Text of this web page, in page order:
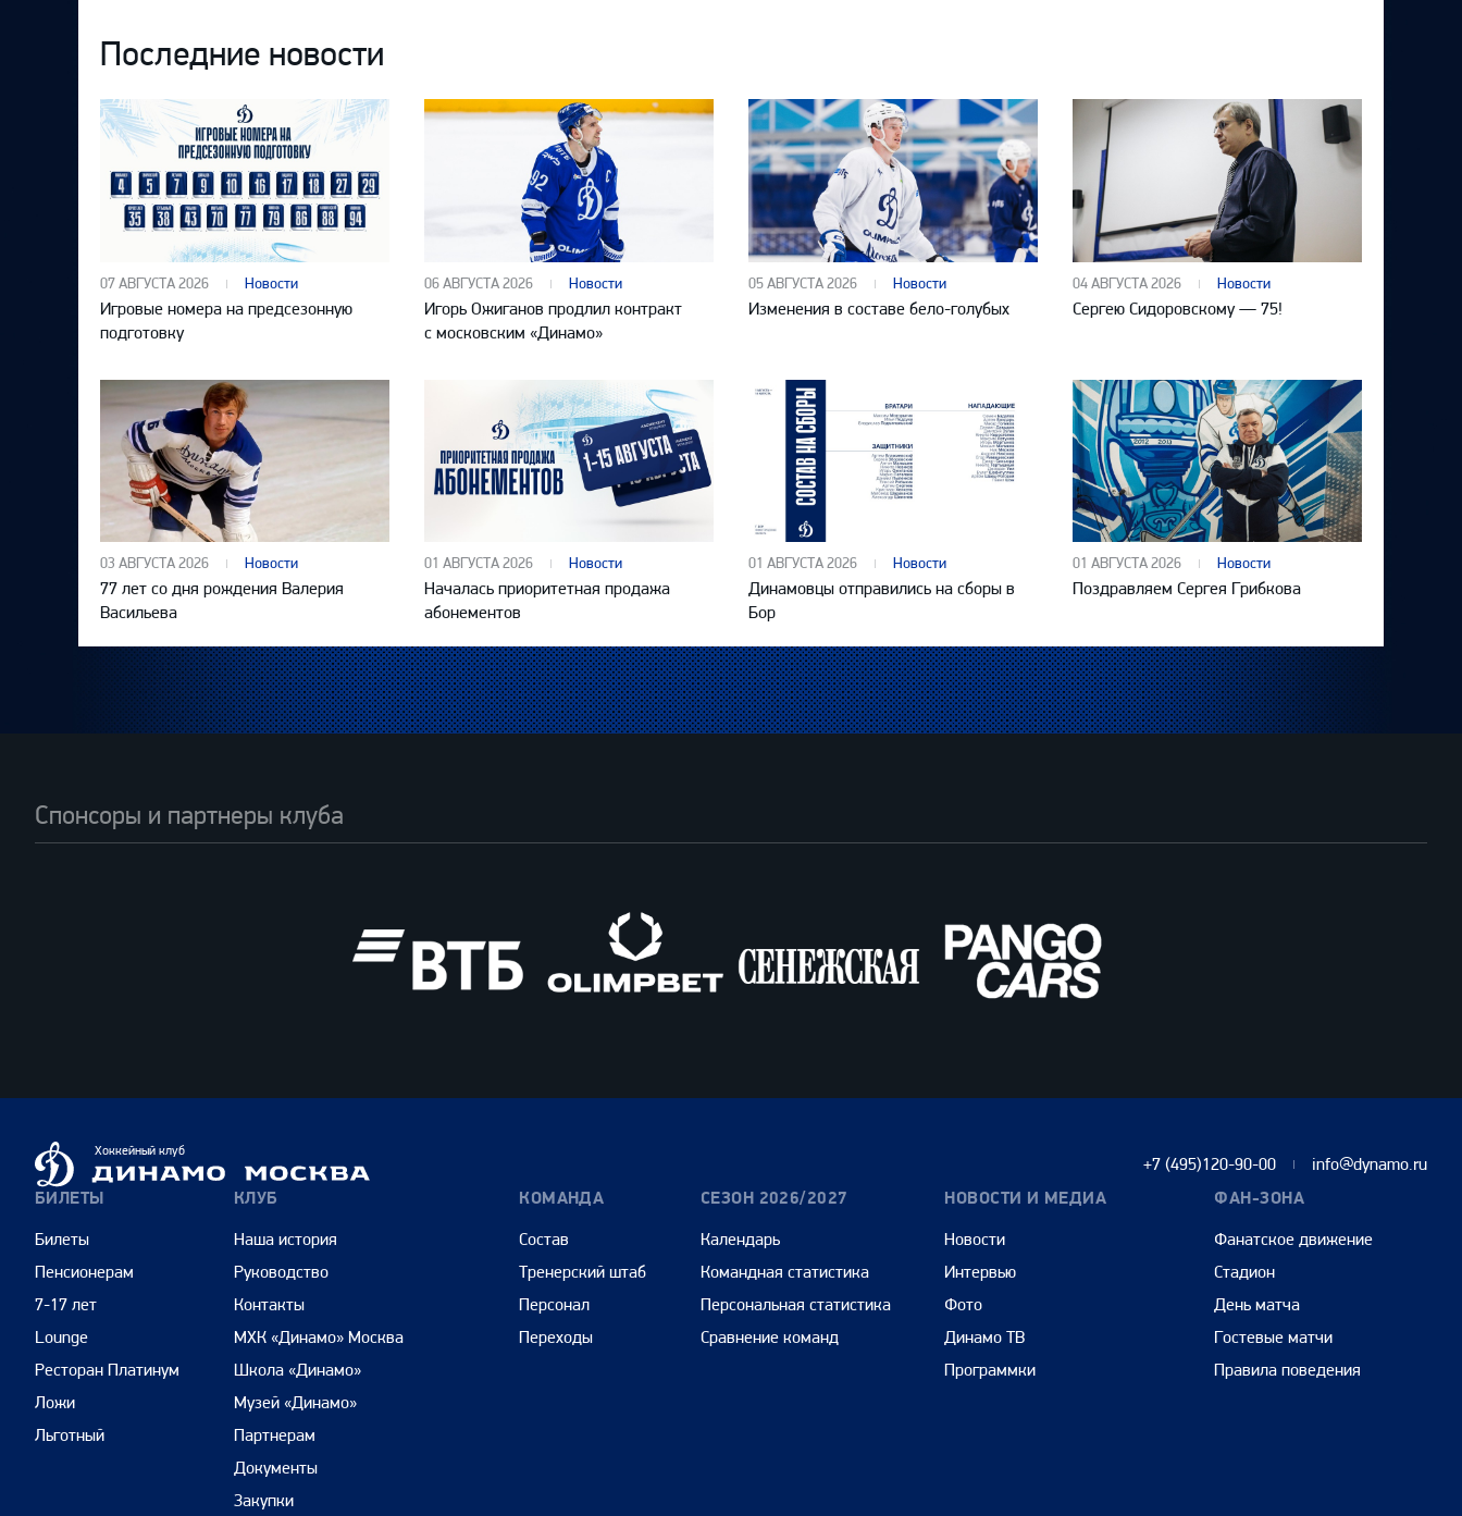
Последние новости
07 АВГУСТА 2026 Новости
Игровые номера на предсезонную
подготовку
06 АВГУСТА 2026 Новости
Игорь Ожиганов продлил контракт
с московским «Динамо»
05 АВГУСТА 2026 Новости
Изменения в составе бело-голубых
04 АВГУСТА 2026 Новости
Сергею Сидоровскому — 75!
03 АВГУСТА 2026 Новости
77 лет со дня рождения Валерия
Васильева
01 АВГУСТА 2026 Новости
Началась приоритетная продажа
абонементов
01 АВГУСТА 2026 Новости
Динамовцы отправились на сборы в
Бор
01 АВГУСТА 2026 Новости
Поздравляем Сергея Грибкова
Спонсоры и партнеры клуба
Динамо
Москва
Хоккейный клуб
+7 (495)120-90-00 info@dynamo.ru
БИЛЕТЫ
Билеты
Пенсионерам
7-17 лет
Lounge
Ресторан Платинум
Ложи
Льготный
КЛУБ
Наша история
Руководство
Контакты
МХК «Динамо» Москва
Школа «Динамо»
Музей «Динамо»
Партнерам
Документы
Закупки
КОМАНДА
Состав
Тренерский штаб
Персонал
Переходы
СЕЗОН 2026/2027
Календарь
Командная статистика
Персональная статистика
Сравнение команд
НОВОСТИ И МЕДИА
Новости
Интервью
Фото
Динамо ТВ
Программки
ФАН-ЗОНА
Фанатское движение
Стадион
День матча
Гостевые матчи
Правила поведения